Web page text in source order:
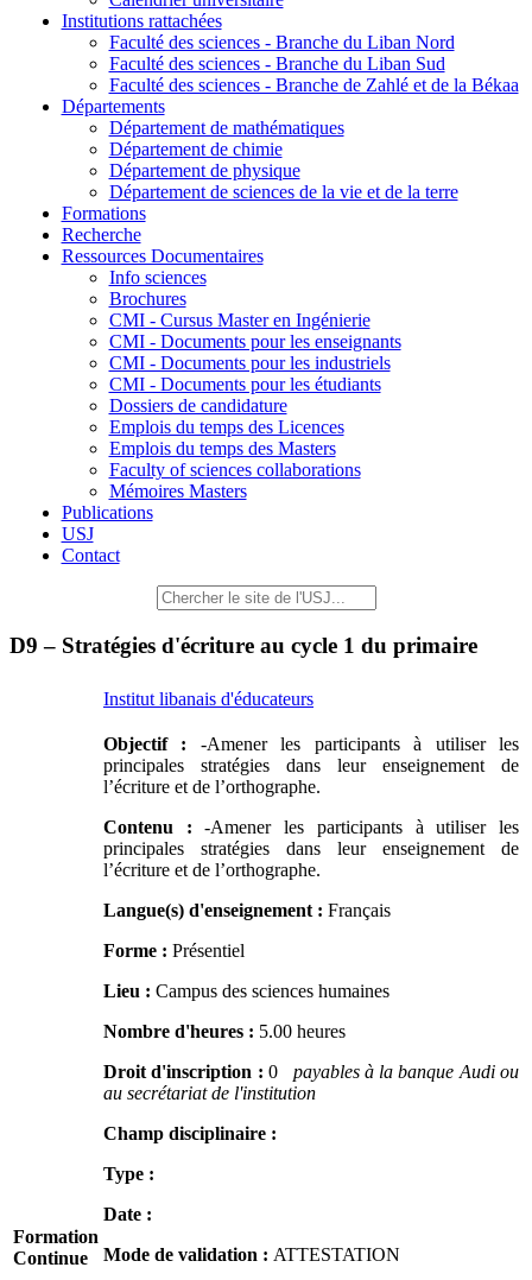
Institutions rattachées
Faculté des sciences - Branche du Liban Nord
Faculté des sciences - Branche du Liban Sud
Faculté des sciences - Branche de Zahlé et de la Békaa
Départements
Département de mathématiques
Département de chimie
Département de physique
Département de sciences de la vie et de la terre
Formations
Recherche
Ressources Documentaires
Info sciences
Brochures
CMI - Cursus Master en Ingénierie
CMI - Documents pour les enseignants
CMI - Documents pour les industriels
CMI - Documents pour les étudiants
Dossiers de candidature
Emplois du temps des Licences
Emplois du temps des Masters
Faculty of sciences collaborations
Mémoires Masters
Publications
USJ
Contact
D9 – Stratégies d'écriture au cycle 1 du primaire
Institut libanais d'éducateurs
Formation
Continue
Objectif : -Amener les participants à utiliser les
principales stratégies dans leur enseignement de
l’écriture et de l’orthographe.
Contenu :-Amener les participants à utiliser les
principales stratégies dans leur enseignement de
l’écriture et de l’orthographe.
Langue(s) d'enseignement : Français
Forme : Présentiel
Lieu : Campus des sciences humaines
Nombre d'heures : 5.00 heures
Droit d'inscription : 0 payables à la banque Audi ou
au secrétariat de l'institution
Champ disciplinaire :
Type :
Date :
Mode de validation : ATTESTATION